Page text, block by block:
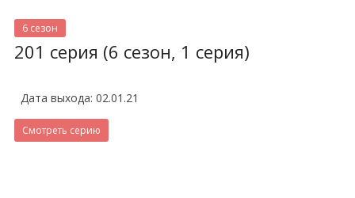
6 сезон
201 серия (6 сезон, 1 серия)
Дата выхода: 02.01.21
Смотреть серию